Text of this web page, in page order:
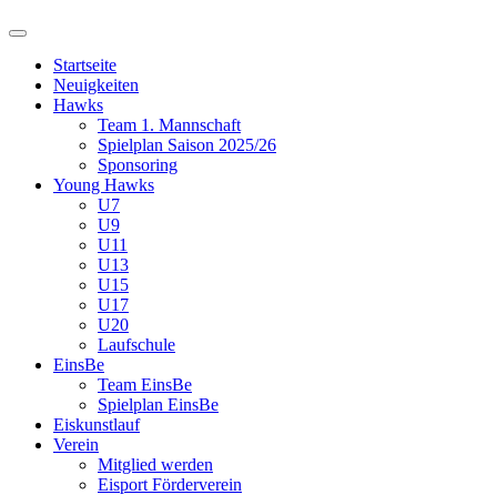
Startseite
Neuigkeiten
Hawks
Team 1. Mannschaft
Spielplan Saison 2025/26
Sponsoring
Young Hawks
U7
U9
U11
U13
U15
U17
U20
Laufschule
EinsBe
Team EinsBe
Spielplan EinsBe
Eiskunstlauf
Verein
Mitglied werden
Eisport Förderverein